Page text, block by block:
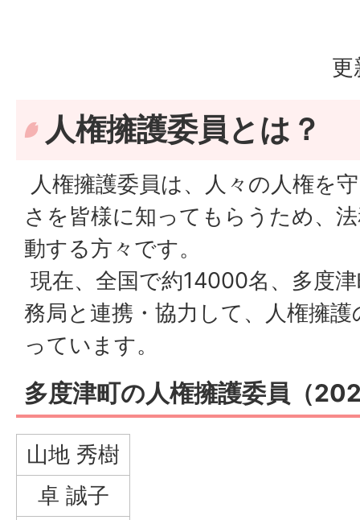
更
人権擁護委員とは？
人権擁護委員は、人々の人権を
さを皆様に知ってもらうため、
動する方々です。
現在、全国で約14000名、多度
務局と連携・協力して、人権擁
っています。
多度津町の人権擁護委員（
山地 秀樹
卓 誠子